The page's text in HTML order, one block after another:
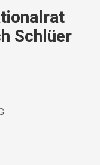
Schlüer